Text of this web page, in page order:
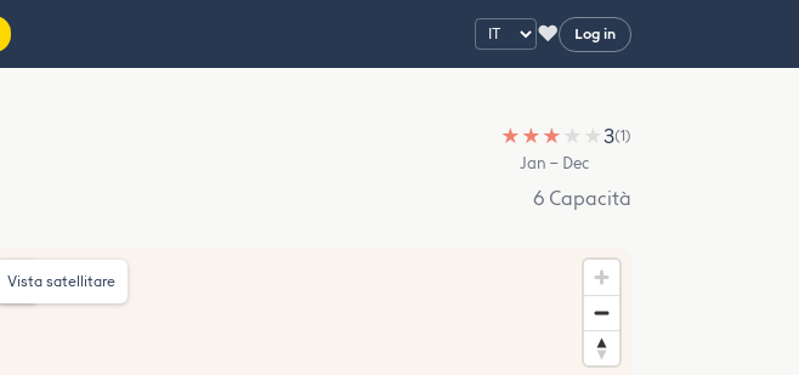
♥ Log in
★ ★ ★ ★ ★3(1)
Jan – Dec
6 Capacità
Vista satellitare